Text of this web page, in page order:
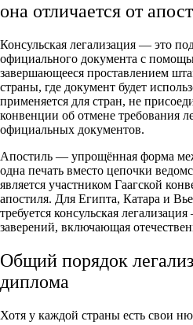
она отличается от
Консульская легализация — это
официального документа с
завершающееся проставлением
страны, где документ будет
применяется для стран, не
конвенции об отмене требования
официальных документов.
Апостиль — упрощённая форма
одна печать вместо цепочки
является участником Гаагской
апостиля. Для Египта, Катара и
требуется консульская
заверений, включающая
Общий порядок
диплома
Хотя у каждой страны есть свои